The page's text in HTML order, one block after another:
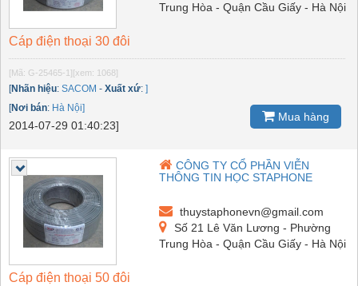
Trung Hòa - Quận Cầu Giấy - Hà Nội
Cáp điện thoại 30 đôi
[Mã: G-25465-1] [xem: 1068]
[Nhãn hiệu: SACOM - Xuất xứ: ]
[Nơi bán: Hà Nội]
2014-07-29 01:40:23]
Mua hàng
CÔNG TY CỔ PHẦN VIỄN
THÔNG TIN HỌC STAPHONE
thuystaphonevn@gmail.com
Số 21 Lê Văn Lương - Phường
Trung Hòa - Quận Cầu Giấy - Hà Nội
Cáp điện thoại 50 đôi